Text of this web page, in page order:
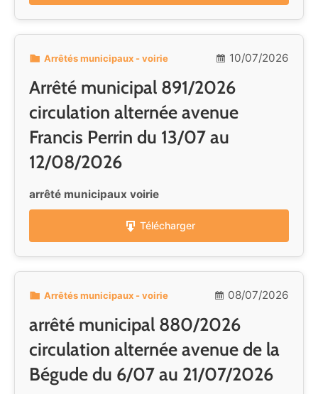
Arrêtés municipaux - voirie 10/07/2026
Arrêté municipal 891/2026
circulation alternée avenue
Francis Perrin du 13/07 au
12/08/2026
arrêté municipaux voirie
Télécharger
Arrêtés municipaux - voirie 08/07/2026
arrêté municipal 880/2026
circulation alternée avenue de la
Bégude du 6/07 au 21/07/2026